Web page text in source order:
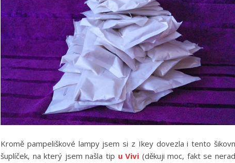
Kromě pampeliškové lampy jsem si z Ikey dovezla i tento
šuplíček, na který jsem našla tip u Vivi (děkuji moc, fakt se